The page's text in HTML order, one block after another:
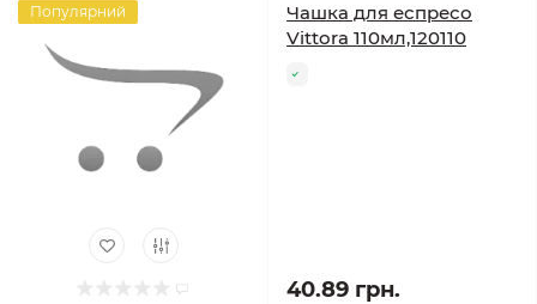
Популярний
Чашка для еспресо
Vittora 110мл,120110
40.89 грн.